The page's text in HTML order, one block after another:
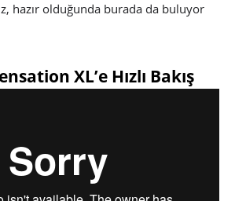
hazır olduğunda burada da buluyor
XL’e Hızlı Bakış